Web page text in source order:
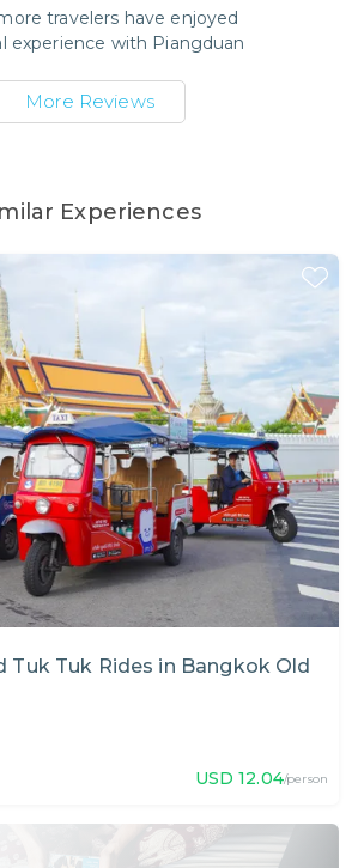
travelers have enjoyed
experience with Piangduan
More Reviews
Experiences
Tuk Tuk Rides in Bangkok Old
USD 12.04/person